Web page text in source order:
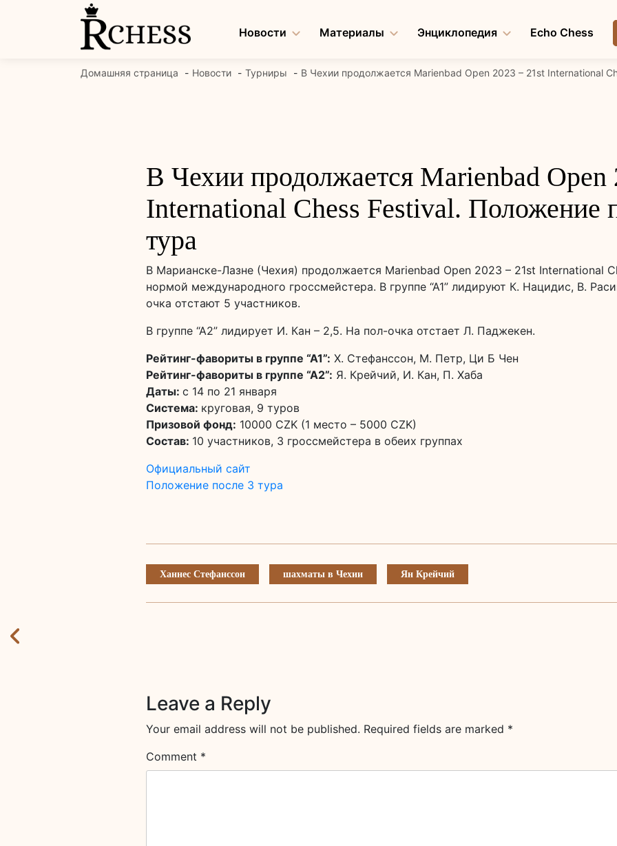
Новости Материалы Энциклопедия Echo Chess
Домашняя страница Новости Турниры В Чехии продолжается Marienbad Open 2023 – 21st International
В Чехии продолжается Marienbad Open
International Chess Festival. Положение
тура
В Марианске-Лазне (Чехия) продолжается Marienbad Open 2023 – 21st International
нормой международного гроссмейстера. В группе “А1” лидируют К. Нацидис, В.
очка отстают 5 участников.
В группе “А2” лидирует И. Кан – 2,5. На пол-очка отстает Л. Паджекен.
Рейтинг-фавориты в группе “А1”: Х. Стефанссон, М. Петр, Ци Б Чен
Рейтинг-фавориты в группе “А2”: Я. Крейчий, И. Кан, П. Хаба
Даты: с 14 по 21 января
Система: круговая, 9 туров
Призовой фонд: 10000 CZK (1 место – 5000 CZK)
Состав: 10 участников, 3 гроссмейстера в обеих группах
Официальный сайт
Положение после 3 тура
Ханнес Стефанссон шахматы в Чехии Ян Крейчий
Leave a Reply
Your email address will not be published. Required fields are marked *
Comment *